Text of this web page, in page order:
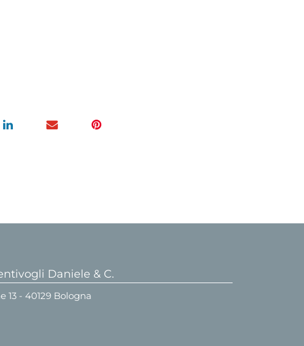
Daniele & C.
13 - 40129 Bologna